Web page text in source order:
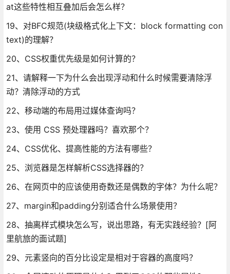
at这些特性相互叠加后会怎么样？
19、对BFC规范(块级格式化上下文：block formatting con
text)的理解？
20、CSS权重优先级是如何计算的？
21、请解释一下为什么会出现浮动和什么时候需要清除浮
动？清除浮动的方式
22、移动端的布局用过媒体查询吗？
23、使用 CSS 预处理器吗？喜欢那个？
24、CSS优化、提高性能的方法有哪些？
25、浏览器是怎样解析CSS选择器的？
26、在网页中的应该使用奇数还是偶数的字体？为什么呢？
27、margin和padding分别适合什么场景使用？
28、抽离样式模块怎么写，说出思路，有无实践经验？[阿
里航旅的面试题]
29、元素竖向的百分比设定是相对于容器的高度吗？